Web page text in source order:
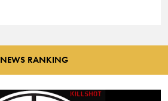
NEWS RANKING